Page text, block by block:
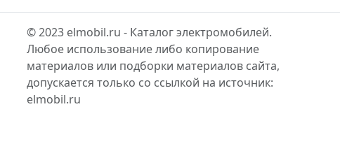
© 2023 elmobil.ru - Каталог электромобилей.
Любое использование либо копирование
материалов или подборки материалов сайта,
допускается только со ссылкой на источник:
elmobil.ru